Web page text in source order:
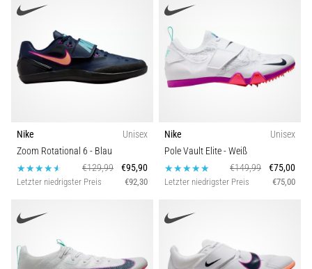
Nike
Unisex
Zoom Rotational 6 - Blau
€129,99
€95,90
Letzter niedrigster Preis €92,30
Nike
Unisex
Pole Vault Elite- Weiß
€149,99
€75,00
Letzter niedrigster Preis €75,00